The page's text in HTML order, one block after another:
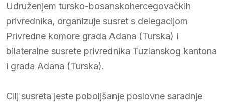
Udruženjem tursko-bosanskohercegovačkih
privrednika, organizuje susret s delegacijom
Privredne komore grada Adana (Turska) i
bilateralne susrete privrednika Tuzlanskog kantona
i grada Adana (Turska).
Cilj susreta jeste poboljšanje poslovne saradnje